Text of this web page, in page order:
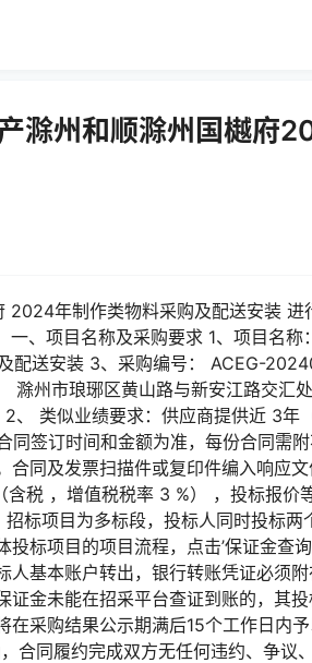
滁州和顺滁州国樾府
2024年制作类物料采购及配送安装
、项目名称及采购要求 1、项目名
配送安装 3、采购编号： ACEG-
州市琅琊区黄山路与新安江路交汇
、 类似业绩要求：供应商提供近 3年
同签订时间和金额为准，每份合同需
合同及发票扫描件或复印件编入响应
税 ，增值税税率 3 %） ，投标报价
标项目为多标段，投标人同时投标两
投标项目的项目流程，点击’保证金查
人基本账户转出，银行转账凭证必须
证金未能在招采平台查证到账的，其
在采购结果公示期满后15个工作日内
合同履约完成双方无任何违约、争议